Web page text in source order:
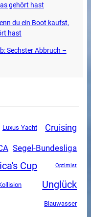
gehört hast
du ein Boot kaufst,
hast
Sechster Abbruch –
Luxus-Yacht Cruising
Segel-Bundesliga
Cup Optimist
Unglück
Blauwasser